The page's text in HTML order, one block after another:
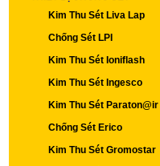
Kim Thu Sét Liva Lap
Chống Sét LPI
Kim Thu Sét Ioniflash
Kim Thu Sét Ingesco
Kim Thu Sét Paraton@ir
Chống Sét Erico
Kim Thu Sét Gromostar